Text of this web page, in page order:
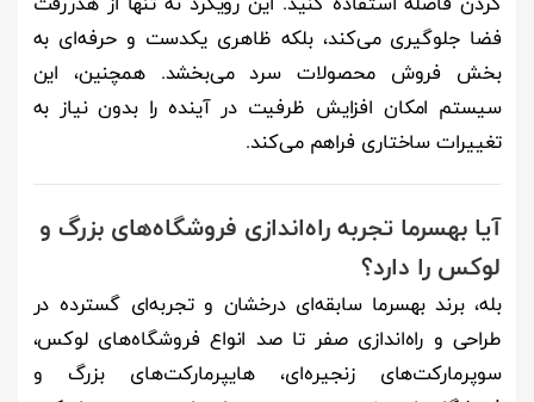
فضا جلوگیری می‌کند، بلکه ظاهری یکدست و حرفه‌ای به
بخش فروش محصولات سرد می‌بخشد. همچنین، این
سیستم امکان افزایش ظرفیت در آینده را بدون نیاز به
تغییرات ساختاری فراهم می‌کند.
آیا بهسرما تجربه راه‌اندازی فروشگاه‌های بزرگ و
لوکس را دارد؟
بله، برند بهسرما سابقه‌ای درخشان و تجربه‌ای گسترده در
طراحی و راه‌اندازی صفر تا صد انواع فروشگاه‌های لوکس،
سوپرمارکت‌های زنجیره‌ای، هایپرمارکت‌های بزرگ و